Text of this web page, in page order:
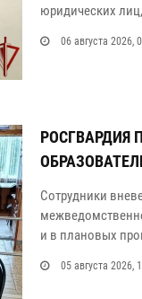
юридических
06 августа 2026,
РОСГВАРДИЯ
Сотрудники
и в плановых
05 августа 2026,